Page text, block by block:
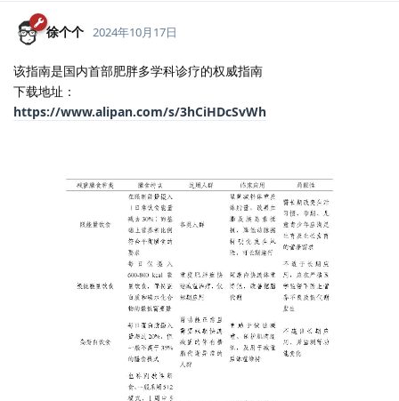
徐个个 2024年10月17日
该指南是国内首部肥胖多学科诊疗的权威指南
下载地址：
https://www.alipan.com/s/3hCiHDcSvWh